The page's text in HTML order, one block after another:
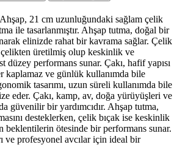
21 cm uzunluğundaki sağlam çelik
ile tasarlanmıştır. Ahşap tutma, doğal bir
elinizde rahat bir kavrama sağlar. Çelik
üretilmiş olup keskinlik ve
düzey performans sunar. Çakı, hafif yapısı
kaplamaz ve günlük kullanımda bile
tasarımı, uzun süreli kullanımda bile
eder. Çakı, kamp, av, doğa yürüyüşleri ve
güvenilir bir yardımcıdır. Ahşap tutma,
desteklerken, çelik bıçak ise keskinlik
beklentilerin ötesinde bir performans sunar.
ve profesyonel avcılar için ideal bir